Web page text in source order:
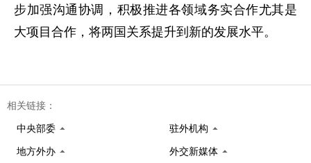
步加强沟通协调，积极推进各领域务实合作尤其是
大项目合作，将两国关系提升到新的发展水平。
相关链接：
中央部委 驻外机构
地方外办 外交新媒体